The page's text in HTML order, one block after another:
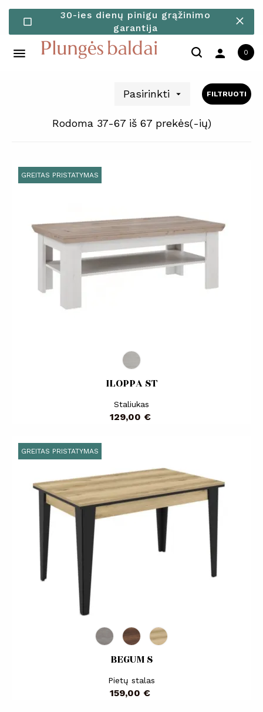
check_box_outline_blank
30-ies dienų pinigu grąžinimo
garantija
person 0
Pasirinkti  FILTRUOTI
Rodoma 37-67 iš 67 prekės(-ių)
GREITAS PRISTATYMAS
ILOPPA ST
Staliukas
Kaina
129,00 €
GREITAS PRISTATYMAS
BEGUM S
Pietų stalas
Kaina
159,00 €